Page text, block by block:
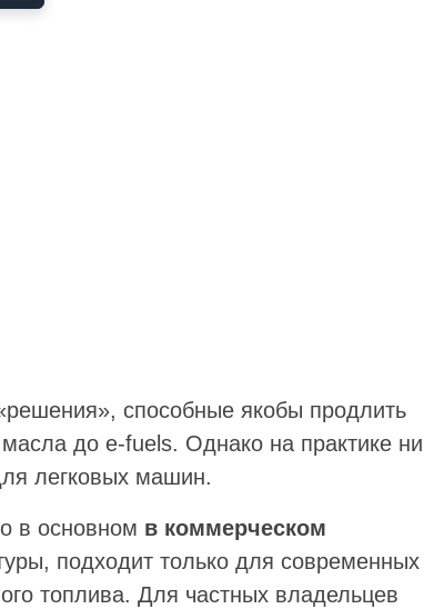
способные якобы продлить
до e-fuels. Однако на практике ни
легковых машин.
в основном в коммерческом
подходит только для современных
топлива. Для частных владельцев